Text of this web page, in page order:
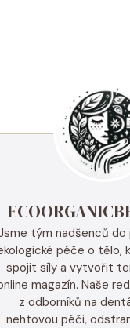
tým nadšenců do
péče o tělo,
spojit síly a vytvořit
magazín. Naše
z odborníků na
nehtovou péči,